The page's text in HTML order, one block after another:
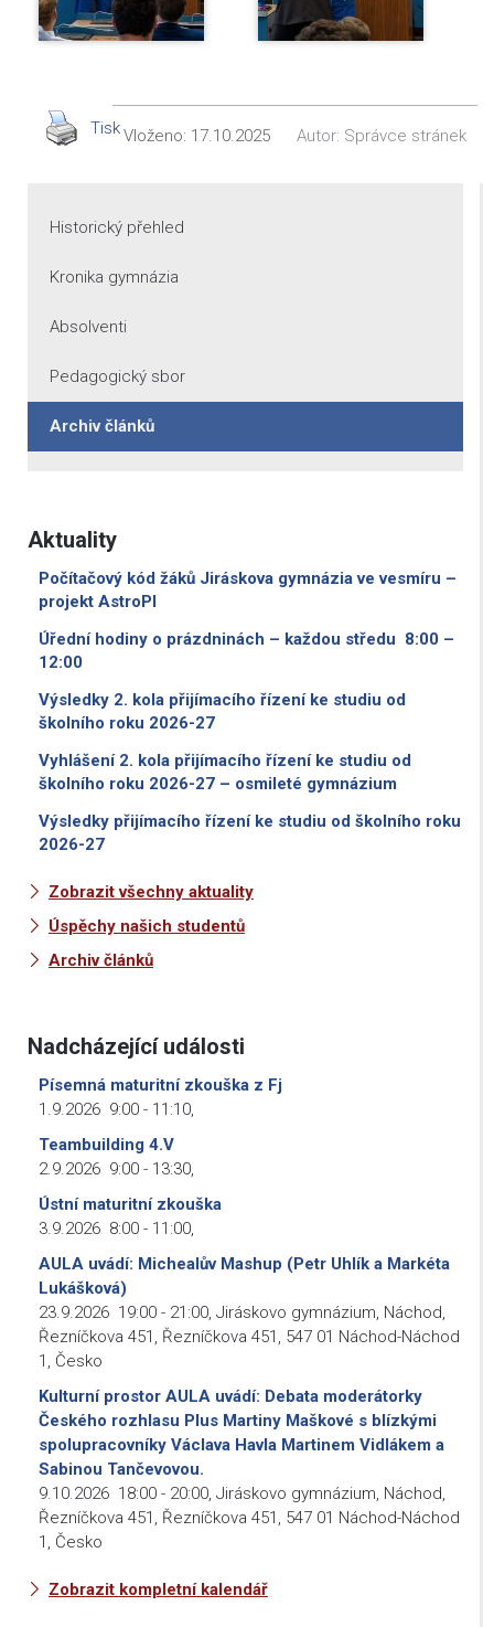
TiskVloženo: 17.10.2025 Autor: Správce stránek
Historický přehled
Kronika gymnázia
Absolventi
Pedagogický sbor
Archiv článků
Aktuality
Počítačový kód žáků Jiráskova gymnázia ve vesmíru –
projekt AstroPI
Úřední hodiny o prázdninách – každou středu 8:00 –
12:00
Výsledky 2. kola přijímacího řízení ke studiu od
školního roku 2026-27
Vyhlášení 2. kola přijímacího řízení ke studiu od
školního roku 2026-27 – osmileté gymnázium
Výsledky přijímacího řízení ke studiu od školního roku
2026-27
Zobrazit všechny aktuality
Úspěchy našich studentů
Archiv článků
Nadcházející události
Písemná maturitní zkouška z Fj
1.9.2026 9:00 - 11:10
Teambuilding 4.V
2.9.2026 9:00 - 13:30
Ústní maturitní zkouška
3.9.2026 8:00 - 11:00
AULA uvádí: Michealův Mashup (Petr Uhlík a Markéta
Lukášková)
23.9.2026 19:00 - 21:00 Jiráskovo gymnázium, Náchod,
Řezníčkova 451, Řezníčkova 451, 547 01 Náchod-Náchod
1, Česko
Kulturní prostor AULA uvádí: Debata moderátorky
Českého rozhlasu Plus Martiny Maškové s blízkými
spolupracovníky Václava Havla Martinem Vidlákem a
Sabinou Tančevovou.
9.10.2026 18:00 - 20:00 Jiráskovo gymnázium, Náchod,
Řezníčkova 451, Řezníčkova 451, 547 01 Náchod-Náchod
1, Česko
Zobrazit kompletní kalendář